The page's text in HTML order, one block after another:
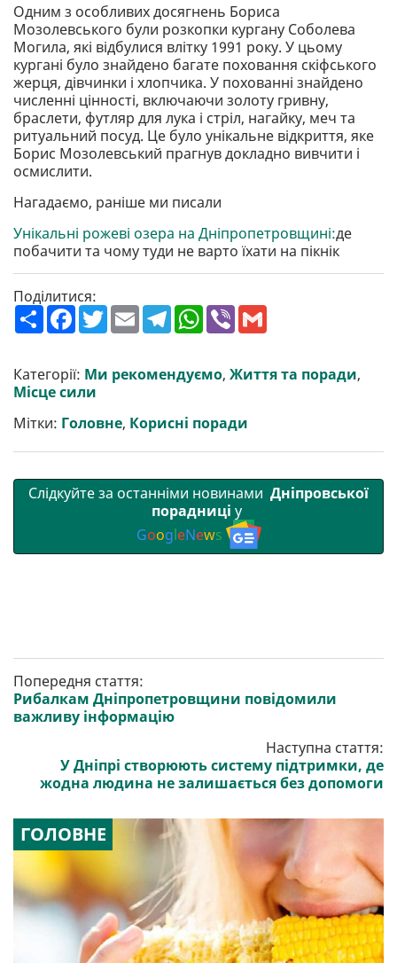
Одним з особливих досягнень Бориса
Мозолевського були розкопки кургану Соболева
Могила, які відбулися влітку 1991 року. У цьому
кургані було знайдено багате поховання скіфського
жерця, дівчинки і хлопчика. У похованні знайдено
численні цінності, включаючи золоту гривну,
браслети, футляр для лука і стріл, нагайку, меч та
ритуальний посуд. Це було унікальне відкриття, яке
Борис Мозолевський прагнув докладно вивчити і
осмислити.
Нагадаємо, раніше ми писали
Унікальні рожеві озера на Дніпропетровщині:де
побачити та чому туди не варто їхати на пікнік
Поділитися:
П
о
р
и
т
F
a
b
o
o
T
w
e
E
m
l
T
e
g
r
W
h
s
A
V
r l
Категорії: Ми рекомендуємо, Життя та поради,
Місце сили
Мітки: Головне, Корисні поради
Слідкуйте за останніми новинами Дніпровської
порадниці у
GoogleNews
Попередня стаття:
Рибалкам Дніпропетровщини повідомили
важливу інформацію
Наступна стаття:
У Дніпрі створюють систему підтримки, де
жодна людина не залишається без допомоги
ГОЛОВНЕ